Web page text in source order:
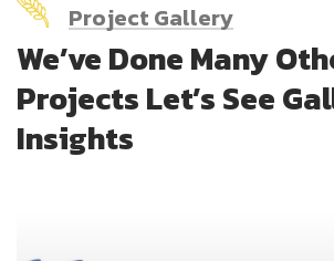
Project Gallery
We’ve Done Many
Projects Let’s See
Insights